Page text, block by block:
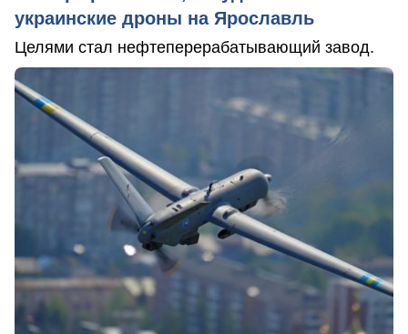
украинские дроны на Ярославль
Целями стал нефтеперерабатывающий завод.